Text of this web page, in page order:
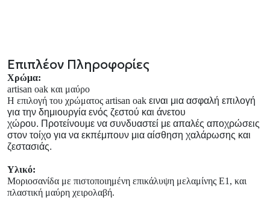
Επιπλέον Πληροφορίες
Χρώμα:
artisan oak και μαύρο
Η επιλογή του χρώματος artisan oak ειναι μια ασφαλή επιλογή
για την δημιουργία ενός ζεστού και άνετου
χώρου. Προτείνουμε να συνδυαστεί με απαλές αποχρώσεις
στον τοίχο για να εκπέμπουν μια αίσθηση χαλάρωσης και
ζεστασιάς.
Υλικό:
Μοριοσανίδα με πιστοποιημένη επικάλυψη μελαμίνης Ε1, και
πλαστική μαύρη χειρολαβή.